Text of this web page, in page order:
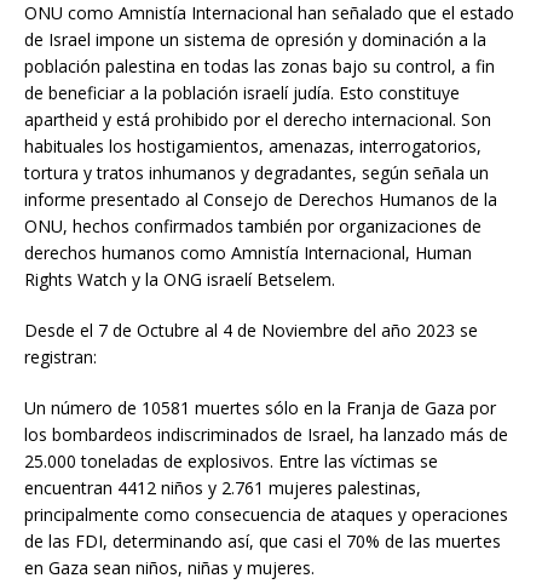
ONU como Amnistía Internacional han señalado que el estado
de Israel impone un sistema de opresión y dominación a la
población palestina en todas las zonas bajo su control, a fin
de beneficiar a la población israelí judía. Esto constituye
apartheid y está prohibido por el derecho internacional. Son
habituales los hostigamientos, amenazas, interrogatorios,
tortura y tratos inhumanos y degradantes, según señala un
informe presentado al Consejo de Derechos Humanos de la
ONU, hechos confirmados también por organizaciones de
derechos humanos como Amnistía Internacional, Human
Rights Watch y la ONG israelí Betselem.
Desde el 7 de Octubre al 4 de Noviembre del año 2023 se
registran:
Un número de 10581 muertes sólo en la Franja de Gaza por
los bombardeos indiscriminados de Israel, ha lanzado más de
25.000 toneladas de explosivos. Entre las víctimas se
encuentran 4412 niños y 2.761 mujeres palestinas,
principalmente como consecuencia de ataques y operaciones
de las FDI, determinando así, que casi el 70% de las muertes
en Gaza sean niños, niñas y mujeres.